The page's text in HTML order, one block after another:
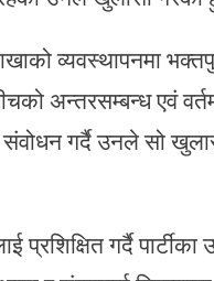
व्यवस्थापनमा
अन्तरसम्बन्ध एवं
गर्दै उनले सो
गर्दै पार्टीका